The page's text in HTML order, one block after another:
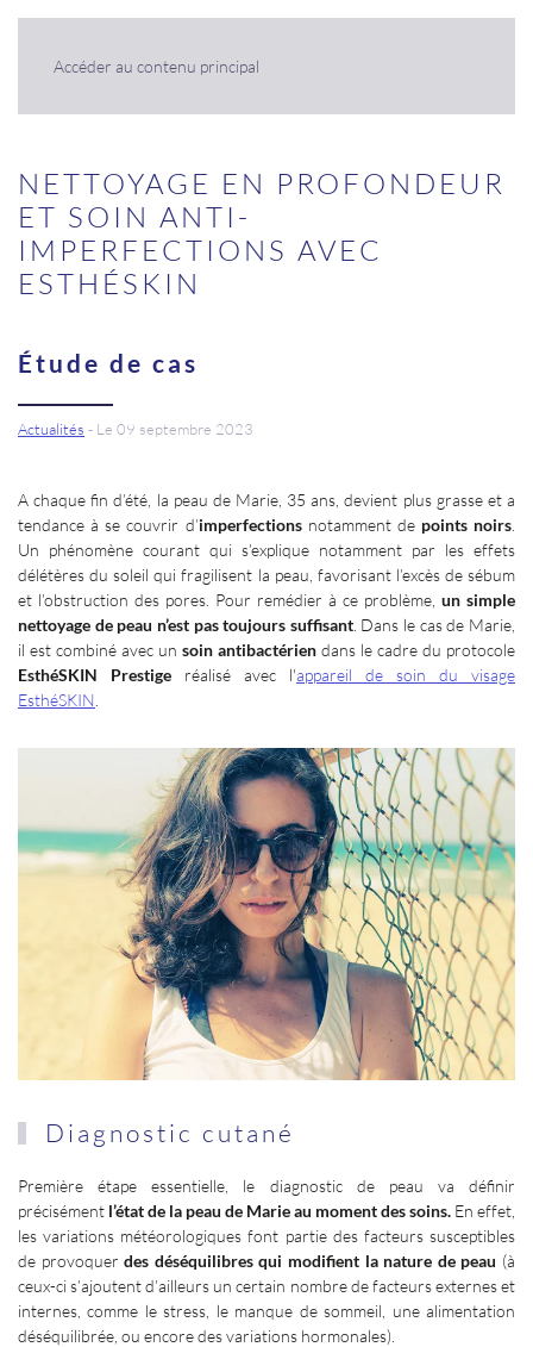
Accéder au contenu principal
NETTOYAGE EN PROFONDEUR
ET SOIN ANTI-
IMPERFECTIONS AVEC
ESTHÉSKIN
Étude de cas
Actualités - Le 09 septembre 2023
A chaque fin d’été, la peau de Marie, 35 ans, devient plus grasse et a
tendance à se couvrir d’imperfectionsnotamment de points noirs
Un phénomène courant qui s’explique notamment par les effets
délétères du soleil qui fragilisent la peau, favorisant l’excès de sébum
et l’obstruction des pores. Pour remédier à ce problème, un simple
nettoyage de peau n’est pas toujours suffisant. Dans le cas de Marie,
il est combiné avec un soin antibactérien dans le cadre du protocole
EsthéSKIN Prestige réalisé avec l'appareil de soin du visage
EsthéSKIN
Diagnostic cutané
Première étape essentielle, le diagnostic de peau va définir
précisément l’état de la peau de Marie au moment des soins. En effet,
les variations météorologiques font partie des facteurs susceptibles
de provoquerdes déséquilibres qui modifient la nature de peau (à
ceux-ci s’ajoutent d’ailleurs un certain nombre de facteurs externes et
internes, comme le stress, le manque de sommeil, une alimentation
déséquilibrée, ou encore des variations hormonales).